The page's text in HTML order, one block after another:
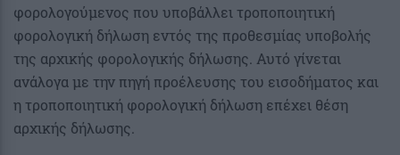
φορολογούμενος που υποβάλλει τροποποιητική
φορολογική δήλωση εντός της προθεσμίας υποβολής
της αρχικής φορολογικής δήλωσης. Αυτό γίνεται
ανάλογα με την πηγή προέλευσης του εισοδήματος και
η τροποποιητική φορολογική δήλωση επέχει θέση
αρχικής δήλωσης.